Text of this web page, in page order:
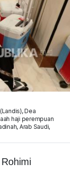
Dea
haji perempuan
Arab Saudi,